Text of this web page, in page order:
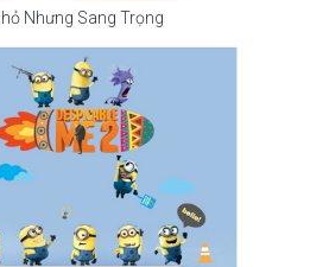
Nhưng Sang Trọng